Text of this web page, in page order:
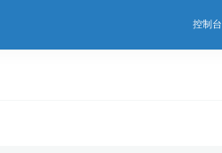
控制台